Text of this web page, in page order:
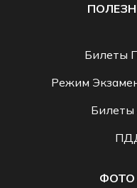
Билеты
Режим
Билеты